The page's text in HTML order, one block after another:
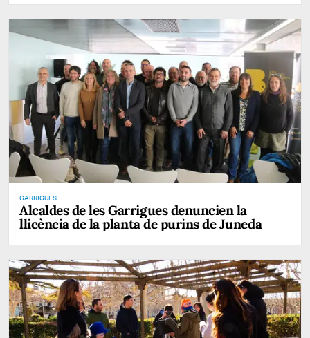
GARRIGUES
Alcaldes de les Garrigues denuncien la
llicència de la planta de purins de Juneda